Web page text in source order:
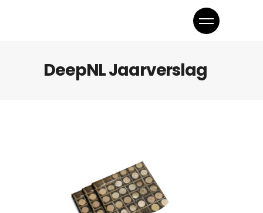
DeepNL Jaarverslag